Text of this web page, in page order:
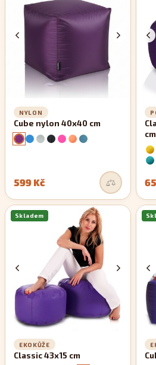
zachovávají si své rovné linie.
NYLON
Cube nylon 40x40 cm
599 Kč
cm
Skladem
EKOKŮŽE
Classic 43x15 cm